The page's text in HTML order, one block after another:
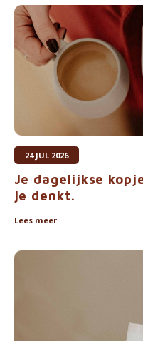
Waterkokers
Chocolade, granola en
Koffie Kàn merch
Gin
Ontbijt en Lunch
Outdoor accessoires
Happy stuff
24 JUL 2026
Je dagelijkse
je denkt.
Lees meer